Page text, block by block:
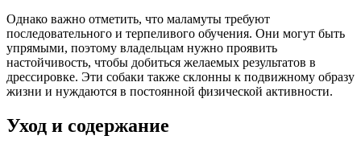
Однако важно отметить, что маламуты требуют
последовательного и терпеливого обучения. Они могут быть
упрямыми, поэтому владельцам нужно проявить
настойчивость, чтобы добиться желаемых результатов в
дрессировке. Эти собаки также склонны к подвижному образу
жизни и нуждаются в постоянной физической активности.
Уход и содержание